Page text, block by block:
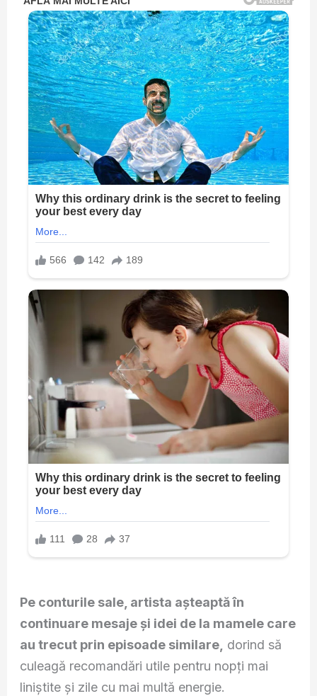
Pe conturile sale, artista așteaptă în
continuare mesaje și idei de la mamele care
au trecut prin episoade similare, dorind să
culeagă recomandări utile pentru nopți mai
liniștite și zile cu mai multă energie.